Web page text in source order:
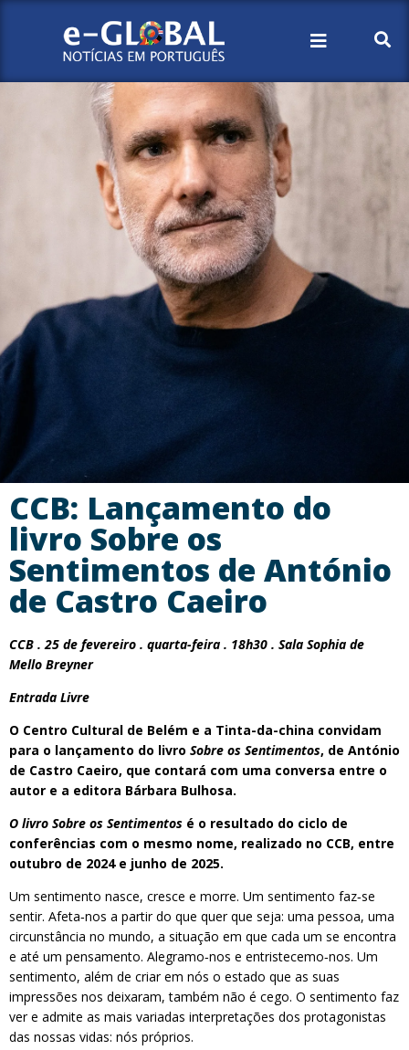
CCB: Lançamento do
livro Sobre os
Sentimentos de António
de Castro Caeiro
CCB . 25 de fevereiro . quarta-feira . 18h30 . Sala Sophia de
Mello Breyner
Entrada Livre
O Centro Cultural de Belém e a Tinta-da-china convidam
para o lançamento do livro Sobre os Sentimentos, de António
de Castro Caeiro, que contará com uma conversa entre o
autor e a editora Bárbara Bulhosa.
O livro Sobre os Sentimentos é o resultado do ciclo de
conferências com o mesmo nome, realizado no CCB, entre
outubro de 2024 e junho de 2025.
Um sentimento nasce, cresce e morre. Um sentimento faz‑se
sentir. Afeta‑nos a partir do que quer que seja: uma pessoa, uma
circunstância no mundo, a situação em que cada um se encontra
e até um pensamento. Alegramo‑nos e entristecemo‑nos. Um
sentimento, além de criar em nós o estado que as suas
impressões nos deixaram, também não é cego. O sentimento faz
ver e admite as mais variadas interpretações dos protagonistas
das nossas vidas: nós próprios.